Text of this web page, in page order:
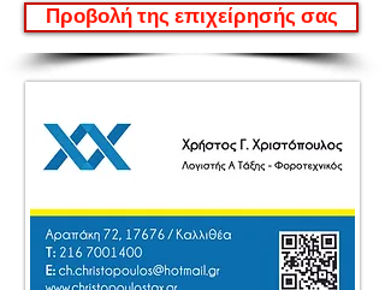
Προβολή της επιχείρησής σας